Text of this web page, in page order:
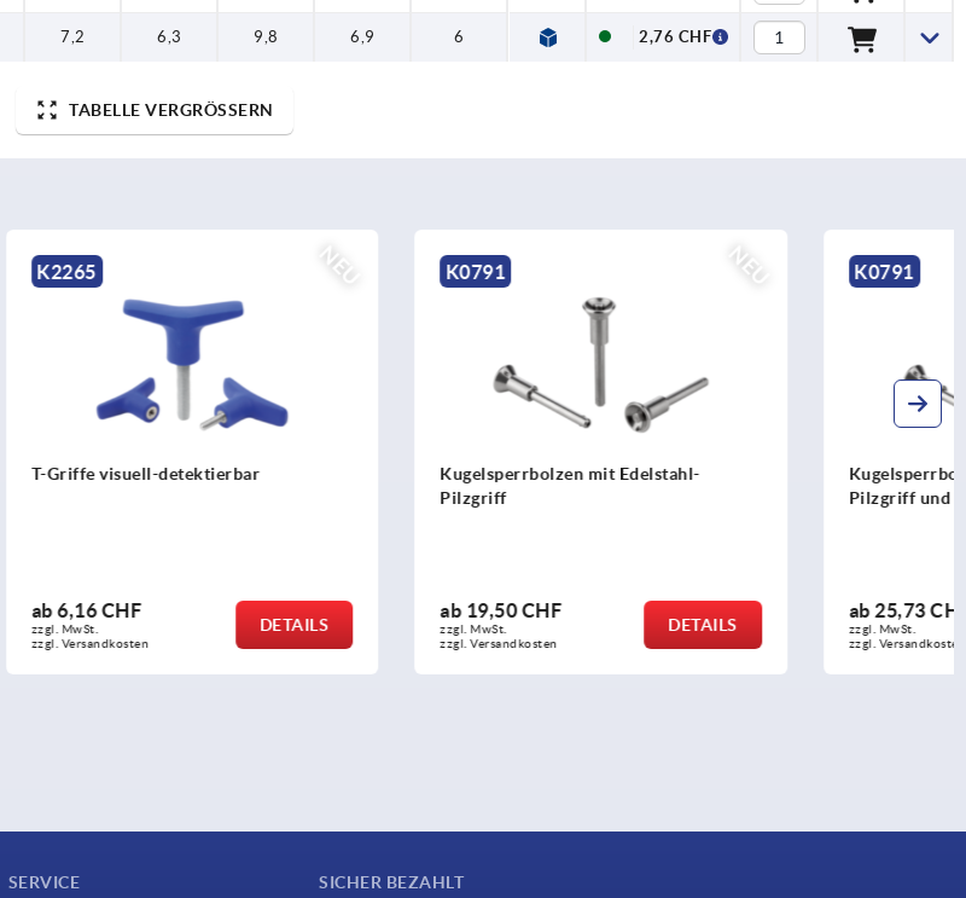
7,2 6,3 9,8 6,9 6 2,76 CHF
TABELLE VERGRÖSSERN
NEU
DETAILS
NEU
Kugelsperrbolzen mit Edelstahl-
19,50 CHF
zzgl. MwSt.
zzgl. Versandkosten
DETAILS
NEU
Kugelsperrbolzen mit Edelstahl-
Pilzgriff und hoher Scherfestigkeit
25,73 CHF
zzgl. MwSt.
zzgl. Versandkosten
DETAILS
SERVICE SICHER BEZAHLT